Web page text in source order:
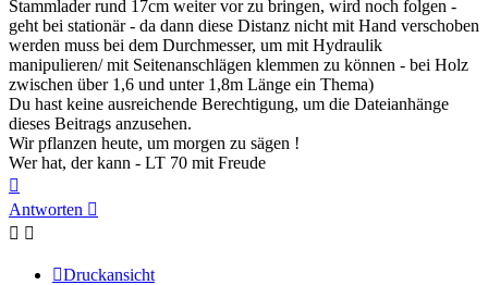
Stammlader rund 17cm weiter vor zu bringen, wird noch folgen -
geht bei stationär - da dann diese Distanz nicht mit Hand verschoben
werden muss bei dem Durchmesser, um mit Hydraulik
manipulieren/ mit Seitenanschlägen klemmen zu können - bei Holz
zwischen über 1,6 und unter 1,8m Länge ein Thema)
Du hast keine ausreichende Berechtigung, um die Dateianhänge
dieses Beitrags anzusehen.
Wir pflanzen heute, um morgen zu sägen !
Wer hat, der kann - LT 70 mit Freude
oben
Antworten
Druckansicht